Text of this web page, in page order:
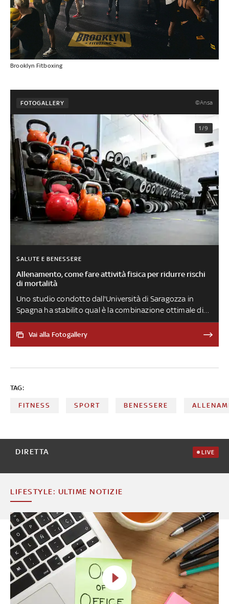
Brooklyn Fitboxing
FOTOGALLERY ©Ansa
1/9
SALUTE E BENESSERE
Allenamento, come fare attività fisica per ridurre rischi
di mortalità
Uno studio condotto dall'Università di Saragozza in
Spagna ha stabilito qual è la combinazione ottimale di
attività fisica aerobica moderata, attività fisica aerobica
vigorosa e attività di rafforzamento muscolare da
Vai alla Fotogallery
TAG:
FITNESS SPORT BENESSERE
DIRETTA LIVE
LIFESTYLE: ULTIME NOTIZIE